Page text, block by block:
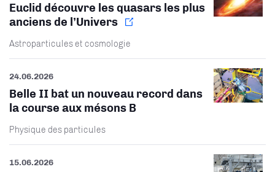
Euclid découvre les quasars les plus
anciens de l’Univers
Astroparticules et cosmologie
24.06.2026
Belle II bat un nouveau record dans
la course aux mésons B
Physique des particules
15.06.2026